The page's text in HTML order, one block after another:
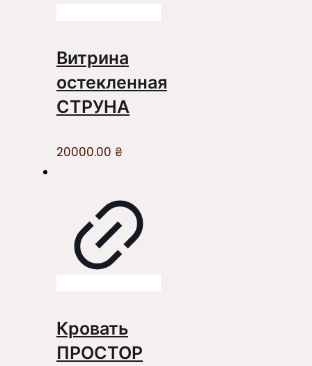
Витрина
остекленная
СТРУНА
20000.00 ₴
Кровать
ПРОСТОР